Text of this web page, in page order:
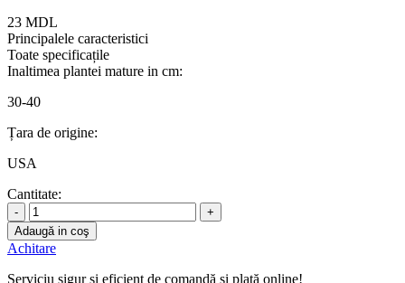
23 MDL
Principalele caracteristici
Toate specificațile
Inaltimea plantei mature in cm:
30-40
Țara de origine:
USA
Cantitate:
-
+
Adaugă in coş
Achitare
Serviciu sigur şi eficient de comandă şi plată online!